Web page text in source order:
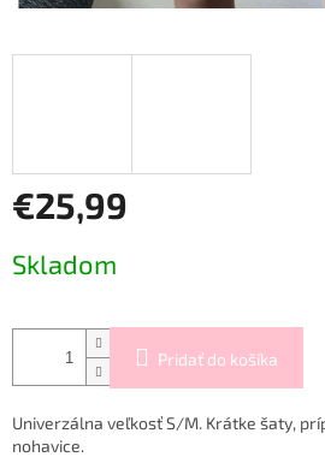
€25,99
cena:
Skladom
Pridať do košíka
Univerzálna veľkosť S/M. Krátke šaty,
nohavice.